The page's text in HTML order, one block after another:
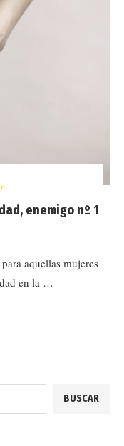
enemigo nº 1
aquellas mujeres
en la …
BUSCAR